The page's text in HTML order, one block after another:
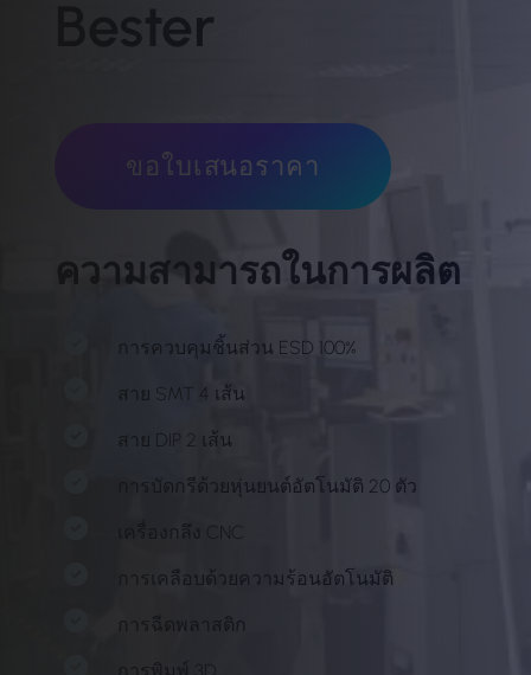
Bester
ขอใบเสนอราคา
ความสามารถในการผลิต
การควบคุมชิ้นส่วน ESD 100%
สาย SMT 4 เส้น
สาย DIP 2 เส้น
การบัดกรีด้วยหุ่นยนต์อัตโนมัติ 20 ตัว
เครื่องกลึง CNC
การเคลือบด้วยความร้อนอัตโนมัติ
การฉีดพลาสติก